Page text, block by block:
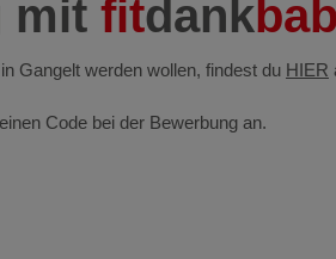
mit fitdank
Gangelt werden wollen, findest du HIER
Code bei der Bewerbung an.